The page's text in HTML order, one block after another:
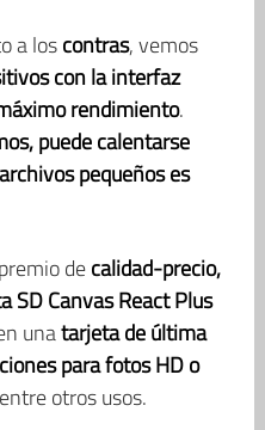
a loscontras, vemos
con la interfaz
rendimiento.
puede calentarse
pequeños es
decalidad-precio,
SD Canvas React Plus
unatarjeta de última
para fotos HD o
otros usos.